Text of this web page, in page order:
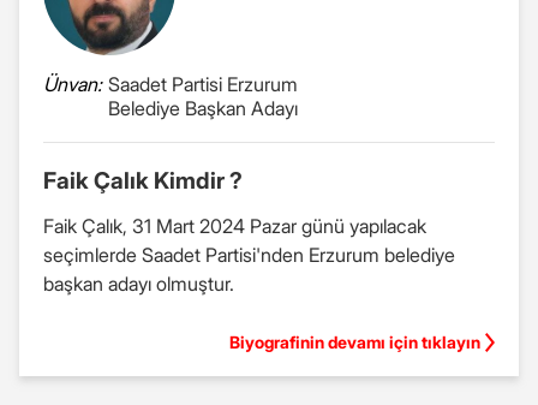
Ünvan: Saadet Partisi Erzurum
Belediye Başkan Adayı
Faik Çalık Kimdir ?
Faik Çalık, 31 Mart 2024 Pazar günü yapılacak
seçimlerde Saadet Partisi'nden Erzurum belediye
başkan adayı olmuştur.
Biyografinin devamı için tıklayın